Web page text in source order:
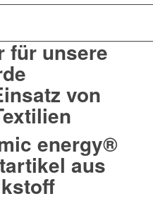
für unsere
von
energy®
aus